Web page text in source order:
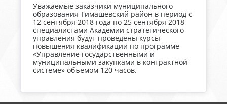
Уважаемые заказчики муниципального
образования Тимашевский район в период с
12 сентября 2018 года по 25 сентября 2018
специалистами Академии стратегического
управления будут проведены курсы
повышения квалификации по программе
«Управление государственными и
муниципальными закупками в контрактной
системе» объемом 120 часов.